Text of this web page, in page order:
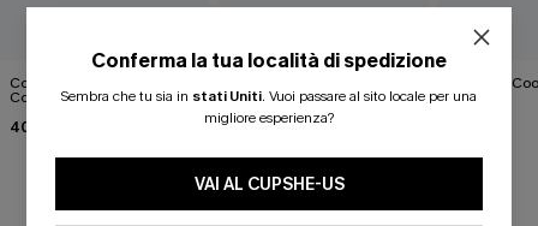
Completo bikini Azure
Coast Blue
40,00 €
illumina al buio
39,00 €
Bikini blu
RECENSIONI DEI CLIENTI
Conferma la tua località di spedizione
Sembra che tu sia in stati Uniti. Vuoi passare al sito locale per una
migliore esperienza?
VAI AL CUPSHE-US